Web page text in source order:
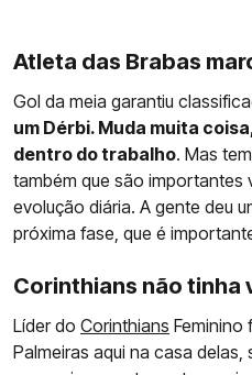
Atleta das Brabas
Gol da meia garantiu
um Dérbi. Muda muita
dentro do trabalho. Mas
também que são importantes
evolução diária. A gente deu
próxima fase, que é
Corinthians não tinha
Líder do Corinthians Feminino
Palmeiras aqui na casa